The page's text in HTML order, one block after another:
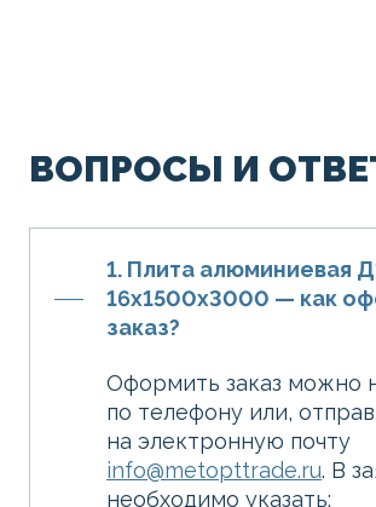
ВОПРОСЫ И
1. Плита алюминиевая
16х1500х3000 — как
заказ?
Оформить заказ можно
по телефону или,
на электронную почту
info@metopttrade.ru. В
необходимо указать: